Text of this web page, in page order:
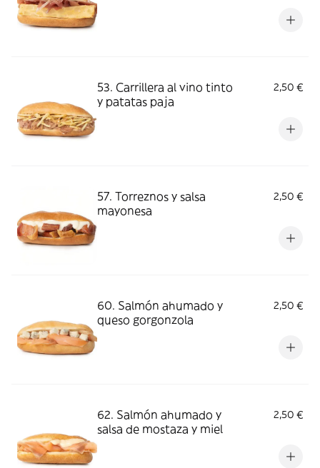
53. Carrillera al vino tinto
y patatas paja
2,50 €
57. Torreznos y salsa
mayonesa
2,50 €
60. Salmón ahumado y
queso gorgonzola
2,50 €
62. Salmón ahumado y
salsa de mostaza y miel
2,50 €